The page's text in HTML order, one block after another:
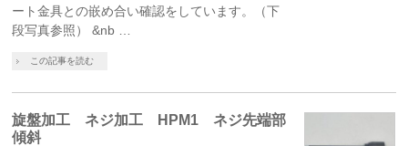
ート金具との嵌め合い確認をしています。（下
段写真参照） &nb …
この記事を読む
旋盤加工 ネジ加工 HPM1 ネジ先端部
傾斜